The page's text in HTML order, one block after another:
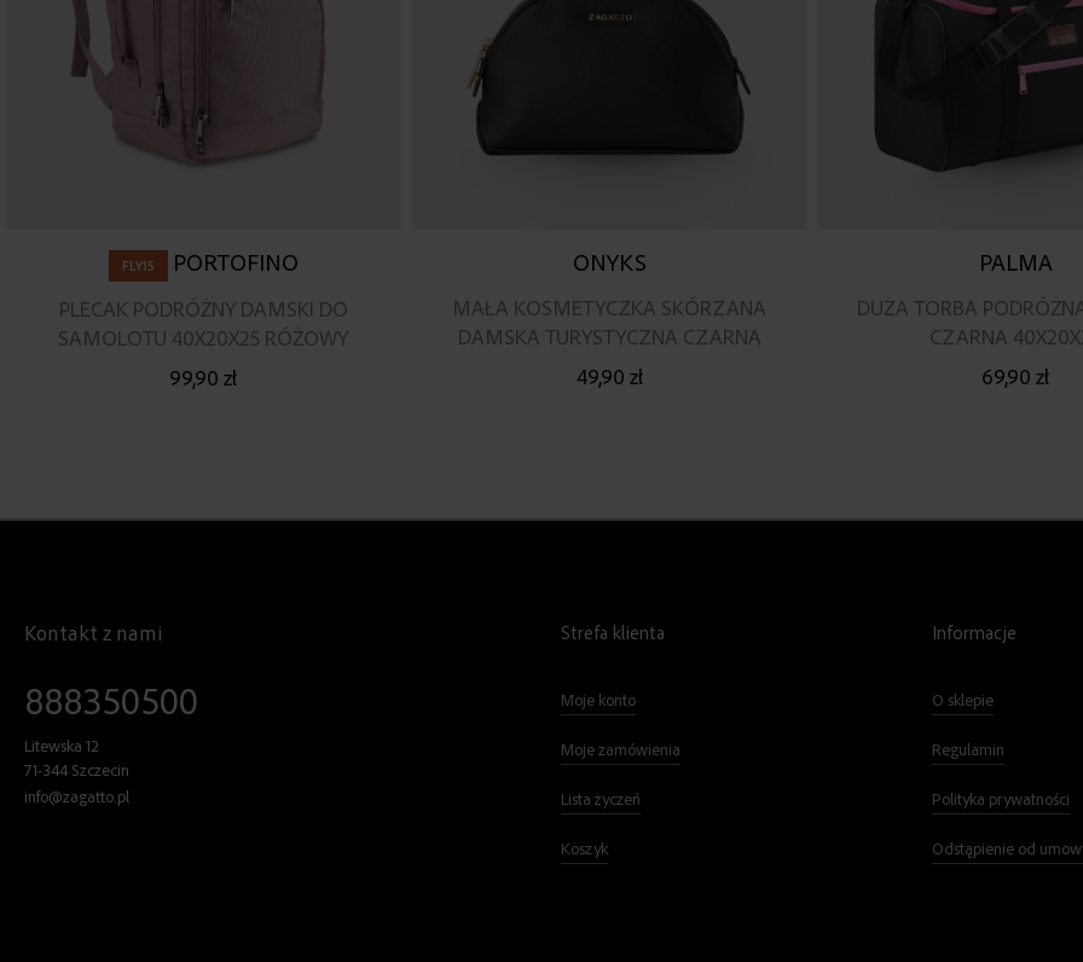
FLY15 PORTOFINO
PLECAK PODRÓŻNY DAMSKI DO
SAMOLOTU 40X20X25 RÓŻOWY
99,90 zł
ONYKS
MAŁA KOSMETYCZKA SKÓRZANA
DAMSKA TURYSTYCZNA CZARNA
49,90 zł
PALMA
DUŻA TORBA
CZARNA
69,90 zł
Kontakt z nami
888350500
Litewska 12
71-344 Szczecin
info@zagatto.pl
Strefa klienta
Moje konto
Moje zamówienia
Lista życzeń
Koszyk
Informacje
O sklepie
Regulamin
Polityka prywatności
Odstąpienie od